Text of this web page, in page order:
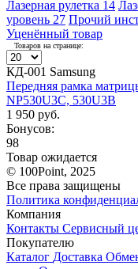
Лазерная рулетка 14
уровень 27 Прочий
Уценённый товар
Товаров на странице:
КД-001 Samsung
Передняя рамка
NP530U3C, 530U3B
1 950 руб.
Бонусов:
98
Товар ожидается
© 100Point, 2025
Все права защищены
Политика
Компания
Контакты Сервисный
Покупателю
Каталог Доставка